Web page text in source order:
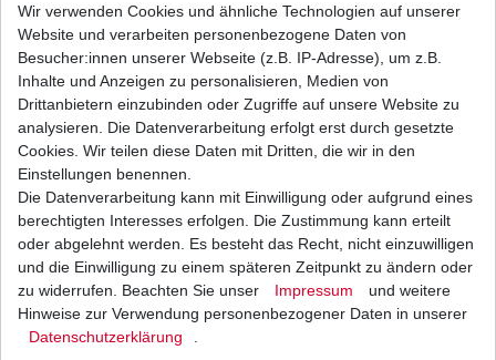
Inhalt1Stück
Grundpreis5,20 € / Stück
sofort lieferbar
In den Warenkorb
Wunschliste
* inkl. ges. MwSt. zzgl.Versandkosten
Wir verwenden Cookies und ähnliche Technologien auf unserer
Website und verarbeiten personenbezogene Daten von
Besucher:innen unserer Webseite (z.B. IP-Adresse), um z.B.
Inhalte und Anzeigen zu personalisieren, Medien von
Drittanbietern einzubinden oder Zugriffe auf unsere Website zu
analysieren. Die Datenverarbeitung erfolgt erst durch gesetzte
Cookies. Wir teilen diese Daten mit Dritten, die wir in den
Einstellungen benennen.
Die Datenverarbeitung kann mit Einwilligung oder aufgrund eines
berechtigten Interesses erfolgen. Die Zustimmung kann erteilt
oder abgelehnt werden. Es besteht das Recht, nicht einzuwilligen
und die Einwilligung zu einem späteren Zeitpunkt zu ändern oder
zu widerrufen. Beachten Sie unser
Impressum
und weitere
Hinweise zur Verwendung personenbezogener Daten in unserer
Daten­schutz­erklärung